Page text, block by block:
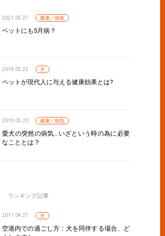
2021.05.27 健康／病気
ペットにも5月病？
2019.05.23 犬
ペットが現代人に与える健康効果とは?
2019.05.20 健康／病気
愛犬の突然の病気…いざという時の為に必要
なこととは？
ランキング記事
2017.04.27 犬
空港内での過ごし方：犬を同伴する場合、ど